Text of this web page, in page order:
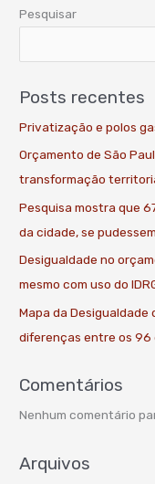
Pesquisar
Posts recentes
Privatização e polos
Orçamento de São
transformação
Pesquisa mostra que
da cidade, se pudessem
Desigualdade no
mesmo com uso do
Mapa da Desigualdade
diferenças entre os
Comentários
Nenhum comentário
Arquivos